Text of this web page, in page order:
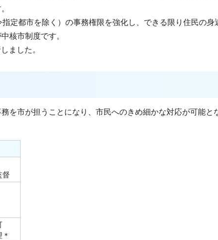
定都市を除く）の事務権限を強化し、できる限り住民の身
核市制度です。
ました。
を市が担うことになり、市民へのきめ細かな対応が可能と
督